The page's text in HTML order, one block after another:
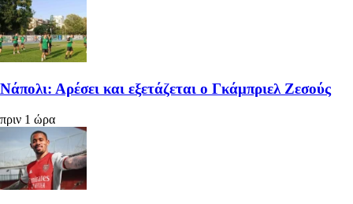
Νάπολι: Αρέσει και εξετάζεται ο Γκάμπριελ Ζεσούς
πριν 1 ώρα